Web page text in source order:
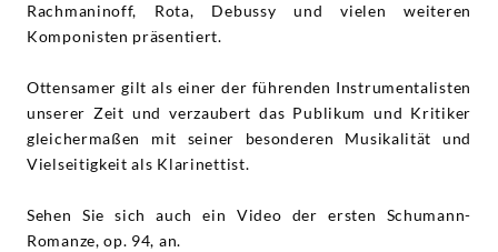
Rachmaninoff, Rota, Debussy und vielen weiteren
Komponisten präsentiert.
Ottensamer gilt als einer der führenden Instrumentalisten
unserer Zeit und verzaubert das Publikum und Kritiker
gleichermaßen mit seiner besonderen Musikalität und
Vielseitigkeit als Klarinettist.
Sehen Sie sich auch ein Video der ersten Schumann-
Romanze, op. 94, an.